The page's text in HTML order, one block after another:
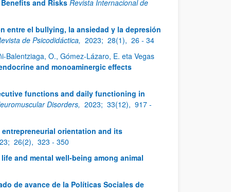
and RisksRevista Internacional de
entre el bullying, la ansiedad y la depresión
de Psicodidáctica, 2023; 28(1), 26 - 34
Balentziaga, O., Gómez-Lázaro, E. eta Vegas
and monoaminergic effects
functions and daily functioning in
Disorders, 2023; 33(12), 917 -
orientation and its
26(2), 323 - 350
and mental well-being among animal
de avance de la Políticas Sociales de